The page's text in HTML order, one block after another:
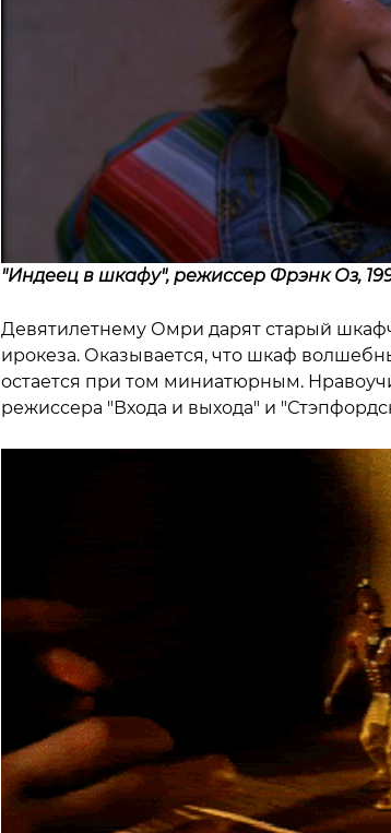
"Индеец в шкафу", режиссер Фрэнк Оз,
Девятилетнему Омри дарят старый
ирокеза. Оказывается, что шкаф
остается при том миниатюрным.
режиссера "Входа и выхода" и